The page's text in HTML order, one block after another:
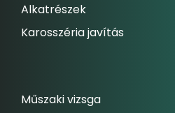
Alkatrészek
Karosszéria javítás
Műszaki vizsga